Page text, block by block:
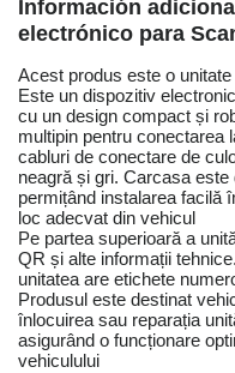
Información
electrónico para
Acest produs este o
Este un dispozitiv
cu un design compact și
multipin pentru conectarea
cabluri de conectare de
neagră și gri. Carcasa
permițând instalarea facilă
loc adecvat din vehicul
Pe partea superioară a
QR și alte informații
unitatea are etichete
Produsul este destinat
înlocuirea sau reparația
asigurând o funcționare
vehiculului